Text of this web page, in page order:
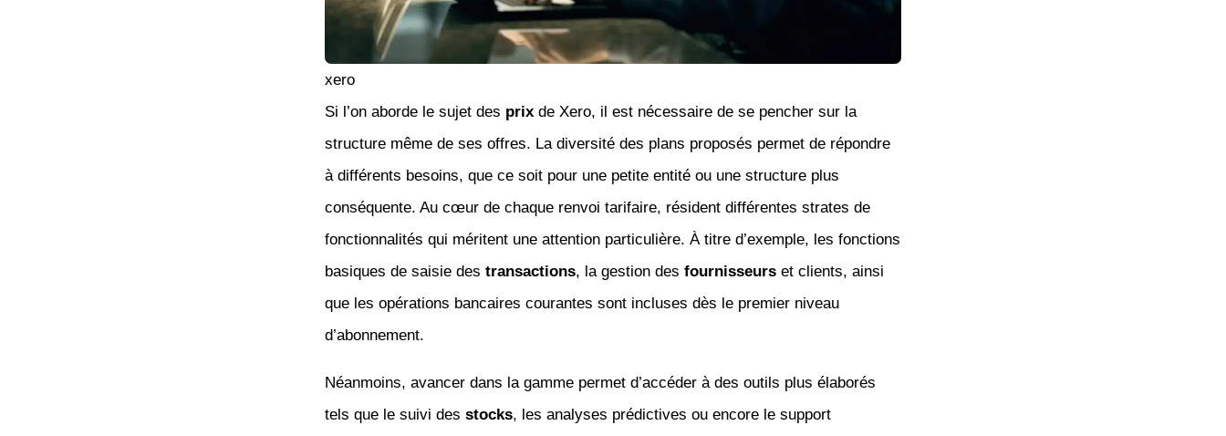
xero
Si l’on aborde le sujet des prixde Xero, il est nécessaire de se pencher sur la
structure même de ses offres. La diversité des plans proposés permet de répondre
à différents besoins, que ce soit pour une petite entité ou une structure plus
conséquente. Au cœur de chaque renvoi tarifaire, résident différentes strates de
fonctionnalités qui méritent une attention particulière. À titre d’exemple, les fonctions
basiques de saisie des transactions, la gestion des fournisseurset clients, ainsi
que les opérations bancaires courantes sont incluses dès le premier niveau
d’abonnement.
Néanmoins, avancer dans la gamme permet d’accéder à des outils plus élaborés
tels que le suivi des stocks, les analyses prédictives ou encore le support